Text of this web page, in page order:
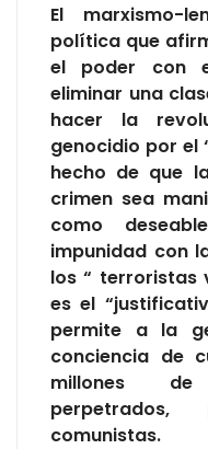
El marxismo-
política que
el poder con
eliminar una
hacer la
genocidio por el
hecho de que
crimen sea
como
impunidad con
los “ terroristas
es el
permite a la
conciencia de
millones
comunistas.